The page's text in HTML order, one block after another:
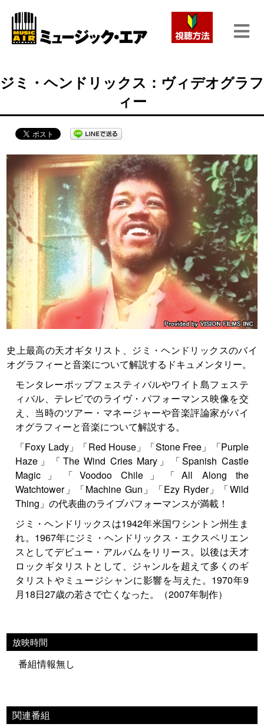
ジミ・ヘンドリックス：ヴィデオグラフ
ィー
史上最高の天才ギタリスト、ジミ・ヘンドリックスのバイ
オグラフィーと音楽について解説するドキュメンタリー。
モンタレーポップフェスティバルやワイト島フェステ
ィバル、テレビでのライヴ・パフォーマンス映像を交
え、当時のツアー・マネージャーや音楽評論家がバイ
オグラフィーと音楽について解説する。
「Foxy Lady」「Red House」「Stone Free」「Purple
Haze」「The Wind Cries Mary」「Spanish Castle
Magic」「Voodoo Chile」「All Along the
Watchtower」「Machine Gun」「Ezy Ryder」「Wild
Thing」の代表曲のライブパフォーマンスが満載！
ジミ・ヘンドリックスは1942年米国ワシントン州生ま
れ。1967年にジミ・ヘンドリックス・エクスペリエン
スとしてデビュー・アルバムをリリース。以後は天才
ロックギタリストとして、ジャンルを超えて多くのギ
タリストやミュージシャンに影響を与えた。1970年9
月18日27歳の若さで亡くなった。（2007年制作）
放映時間
番組情報無し
関連番組